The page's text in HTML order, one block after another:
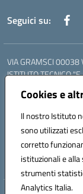
Cookies e
Il nostro Istituto
sono utilizzati
corretto
istituzionali e
strumenti
Analytics Italia.
Seguici su:
VIA GRAMSCI 00038
ISTITUTO TECNICO
06121126825
LICEO DELLE
Mail:
Codice
Codice fiscale: